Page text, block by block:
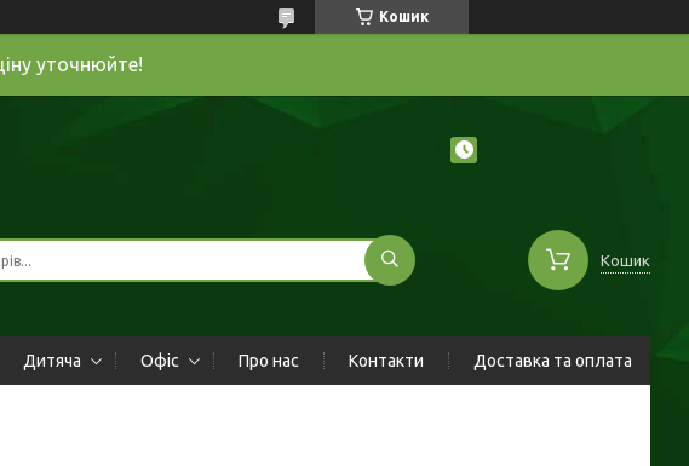
Кошик
уточнюйте!
Кошик
Дитяча Офіс Про нас Контакти Доставка та оплата